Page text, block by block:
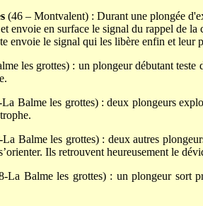
(46 – Montvalent) : Durant une plongée
envoie en surface le signal du rappel de
envoie le signal qui les libère enfin et
les grottes) : un plongeur débutant teste
Balme les grottes) : deux plongeurs
Balme les grottes) : deux autres
Ils retrouvent heureusement le
La Balme les grottes) : un plongeur sort